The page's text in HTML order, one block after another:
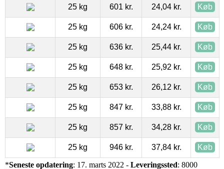
25 kg 601 kr. 24,04 kr. Køb
25 kg 606 kr. 24,24 kr. Køb
25 kg 636 kr. 25,44 kr. Køb
25 kg 648 kr. 25,92 kr. Køb
25 kg 653 kr. 26,12 kr. Køb
25 kg 847 kr. 33,88 kr. Køb
25 kg 857 kr. 34,28 kr. Køb
25 kg 946 kr. 37,84 kr. Køb
*Seneste opdatering: 17. marts 2022 - Leveringssted: 8000